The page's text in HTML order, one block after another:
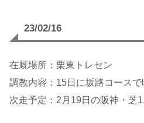
23/02/16
在厩場所：栗東トレセン
調教内容：15日に坂路コースで
次走予定：2月19日の阪神・芝